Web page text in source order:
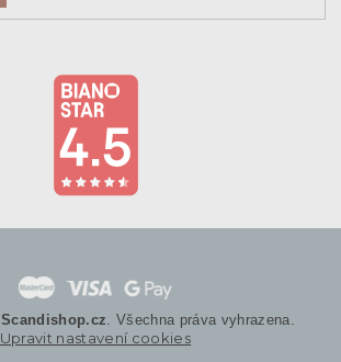
Scandishop.cz . Všechna práva vyhrazena.
Upravit nastavení cookies